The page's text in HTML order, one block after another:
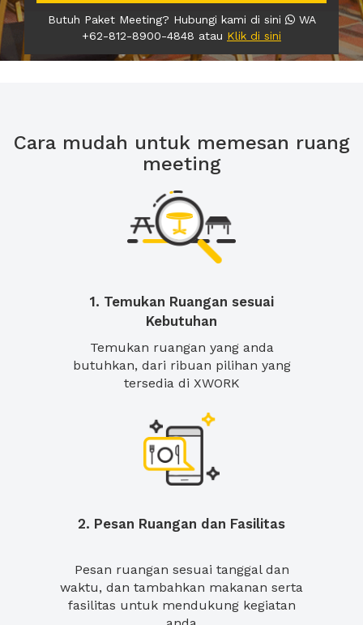
Butuh Paket Meeting? Hubungi kami di sini
WA
+62-812-8900-4848 atau Klik di sini
Cara mudah untuk memesan ruang
meeting
1. Temukan Ruangan sesuai
Kebutuhan
Temukan ruangan yang anda
butuhkan, dari ribuan pilihan yang
tersedia di XWORK
2. Pesan Ruangan dan Fasilitas
Pesan ruangan sesuai tanggal dan
waktu, dan tambahkan makanan serta
fasilitas untuk mendukung kegiatan